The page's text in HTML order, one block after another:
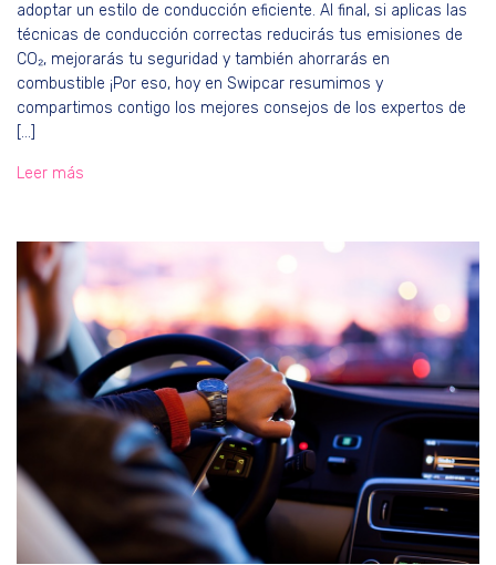
adoptar un estilo de conducción eficiente. Al final, si aplicas las
técnicas de conducción correctas reducirás tus emisiones de
CO₂, mejorarás tu seguridad y también ahorrarás en
combustible ¡Por eso, hoy en Swipcar resumimos y
compartimos contigo los mejores consejos de los expertos de
[…]
Leer más